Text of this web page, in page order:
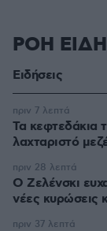
ΡΟΗ
Ειδήσεις
Τα κεφτεδάκια
λαχταριστό
πριν 7 λεπτά
Ο Ζελένσκι
νέες κυρώσεις
πριν 28 λεπτά
πριν 37 λεπτά